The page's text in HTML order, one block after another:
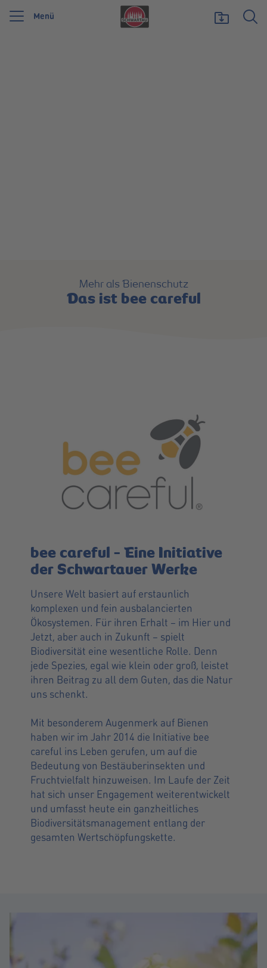
Wir feiern 125 Jahre Schwartauer Werke. Wir möchten etwas zurückgeben und
Menü
Mehr als Bienenschutz
Das ist bee careful
bee careful - Eine Initiative
der Schwartauer Werke
Unsere Welt basiert auf erstaunlich
komplexen und fein ausbalancierten
Ökosystemen. Für ihren Erhalt – im Hier und
Jetzt, aber auch in Zukunft – spielt
Biodiversität eine wesentliche Rolle. Denn
jede Spezies, egal wie klein oder groß, leistet
ihren Beitrag zu all dem Guten, das die Natur
uns schenkt.
Mit besonderem Augenmerk auf Bienen
haben wir im Jahr 2014 die Initiative bee
careful ins Leben gerufen, um auf die
Bedeutung von Bestäuberinsekten und
Fruchtvielfalt hinzuweisen. Im Laufe der Zeit
hat sich unser Engagement weiterentwickelt
und umfasst heute ein ganzheitliches
Biodiversitätsmanagement entlang der
gesamten Wertschöpfungskette.